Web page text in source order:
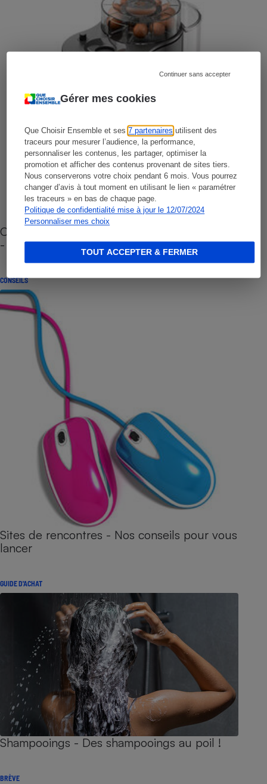
Gérer mes cookies
Que Choisir Ensemble et ses7 partenaires utilisent des
traceurs pour mesurer l’audience, la performance,
personnaliser les contenus, les partager, optimiser la
promotion et afficher des contenus provenant de sites tiers.
Nous conserverons votre choix pendant 6 mois. Vous pourrez
changer d’avis à tout moment en utilisant le lien « paramétrer
les traceurs » en bas de chaque page.
Politique de confidentialité mise à jour le 12/07/2024
Personnaliser mes choix
Continuer sans accepter
TOUT ACCEPTER & FERMER
Cafetière à capsules zéro déchet CoffeeB (vidéo)
- Premières impressions
CONSEILS
Sites de rencontres - Nos conseils pour vous
lancer
GUIDE D'ACHAT
Shampooings - Des shampooings au poil !
BRÈVE